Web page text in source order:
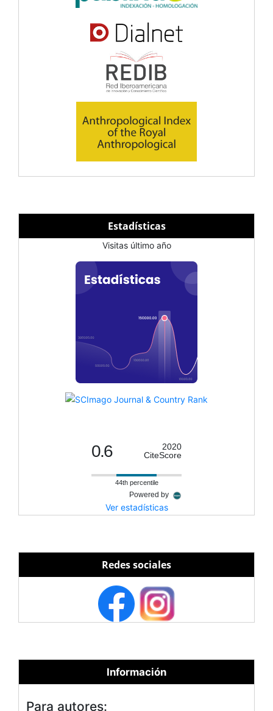
Estadísticas
Visitas último año
0.6
2020
CiteScore
44th percentile
Powered by
Ver estadísticas
Redes sociales
Información
Para autores: